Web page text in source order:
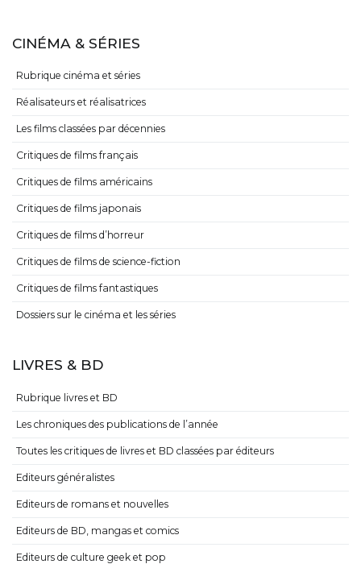
CINÉMA & SÉRIES
Rubrique cinéma et séries
Réalisateurs et réalisatrices
Les films classées par décennies
Critiques de films français
Critiques de films américains
Critiques de films japonais
Critiques de films d’horreur
Critiques de films de science-fiction
Critiques de films fantastiques
Dossiers sur le cinéma et les séries
LIVRES & BD
Rubrique livres et BD
Les chroniques des publications de l’année
Toutes les critiques de livres et BD classées par éditeurs
Editeurs généralistes
Editeurs de romans et nouvelles
Editeurs de BD, mangas et comics
Editeurs de culture geek et pop